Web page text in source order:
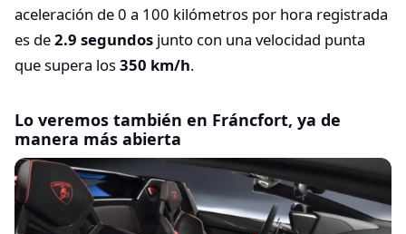
aceleración de 0 a 100 kilómetros por hora registrada
es de2.9 segundos junto con una velocidad punta
que supera los350 km/h.
Lo veremos también en Fráncfort, ya de
manera más abierta